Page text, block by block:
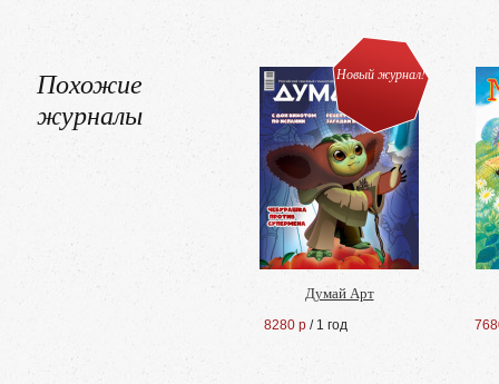
Похожие
журналы
Новый журнал!
Думай Арт
8280 р / 1 год